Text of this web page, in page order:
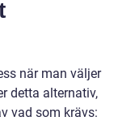
när man väljer
detta alternativ,
vad som krävs: